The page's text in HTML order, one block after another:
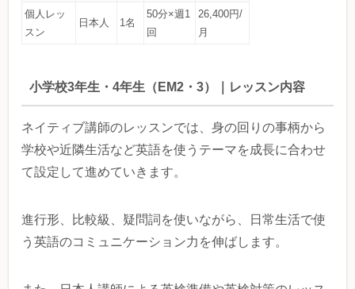
個人レッ
スン
日本人 1名
50分×週1
回
26,400円/
月
小学校3年生・4年生（EM2・3）｜レッスン内容
ネイティブ講師のレッスンでは、身の回りの事柄から
学校や近隣生活など英語を使うテーマを成長に合わせ
て設定して進めていきます。
進行形、比較級、疑問詞を使いながら、日常生活で使
う英語のコミュニケーション力を伸ばします。